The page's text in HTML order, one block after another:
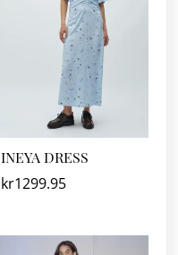
INEYA DRESS
kr1299.95